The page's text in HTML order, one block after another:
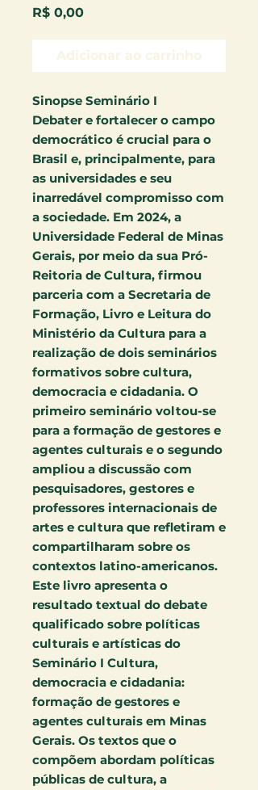
R$ 0,00Preço
Adicionar ao carrinho
Sinopse Seminário I
Debater e fortalecer o campo
democrático é crucial para o
Brasil e, principalmente, para
as universidades e seu
inarredável compromisso com
a sociedade. Em 2024, a
Universidade Federal de Minas
Gerais, por meio da sua Pró-
Reitoria de Cultura, firmou
parceria com a Secretaria de
Formação, Livro e Leitura do
Ministério da Cultura para a
realização de dois seminários
formativos sobre cultura,
democracia e cidadania. O
primeiro seminário voltou-se
para a formação de gestores e
agentes culturais e o segundo
ampliou a discussão com
pesquisadores, gestores e
professores internacionais de
artes e cultura que refletiram e
compartilharam sobre os
contextos latino-americanos.
Este livro apresenta o
resultado textual do debate
qualificado sobre políticas
culturais e artísticas do
Seminário I Cultura,
democracia e cidadania:
formação de gestores e
agentes culturais em Minas
Gerais. Os textos que o
compõem abordam políticas
públicas de cultura, a